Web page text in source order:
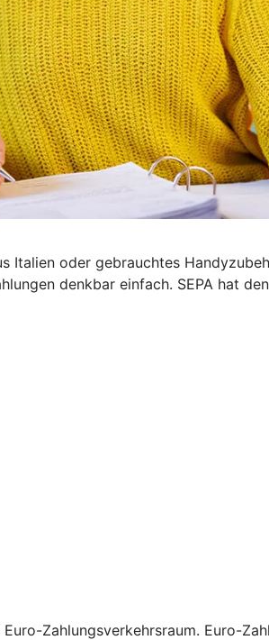
Italien oder gebrauchtes
denkbar einfach. SEPA hat
Zahlungsverkehrsraum. Euro-